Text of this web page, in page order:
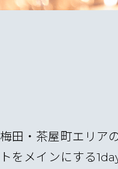
梅田・茶屋町エリア
トをメインにする